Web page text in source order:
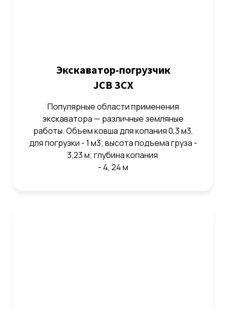
Экскаватор-погрузчик
JCB 3CX
Популярные области применения
экскаватора — различные земляные
работы. Объем ковша для копания 0,3 м3,
для погрузки - 1 м3; высота подъема груза -
3,23 м; глубина копания
- 4, 24 м